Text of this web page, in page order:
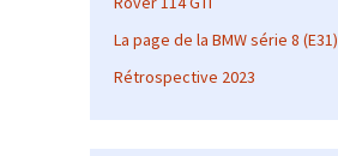
La page de la BMW série 8 (E31)
Rétrospective 2023